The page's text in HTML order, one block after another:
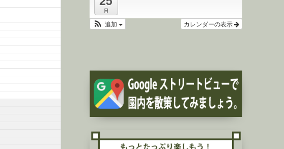
日
カレンダーの表示
追加